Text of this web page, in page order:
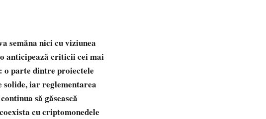
semăna nici cu viziunea
anticipează criticii cei mai
o parte dintre proiectele
solide, iar reglementarea
să găsească
cu criptomonedele